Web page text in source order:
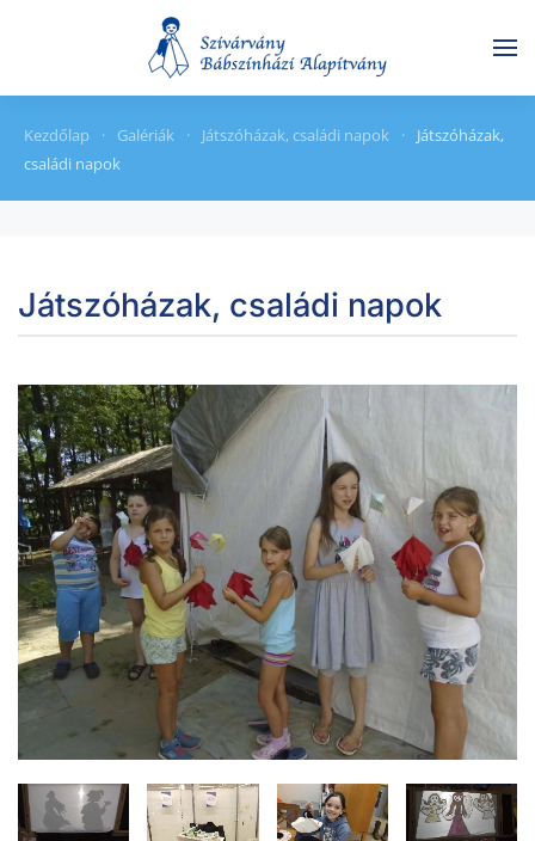
Skip to main content
Kezdőlap Galériák Játszóházak, családi napok
Játszóházak,
családi napok
Játszóházak, családi napok